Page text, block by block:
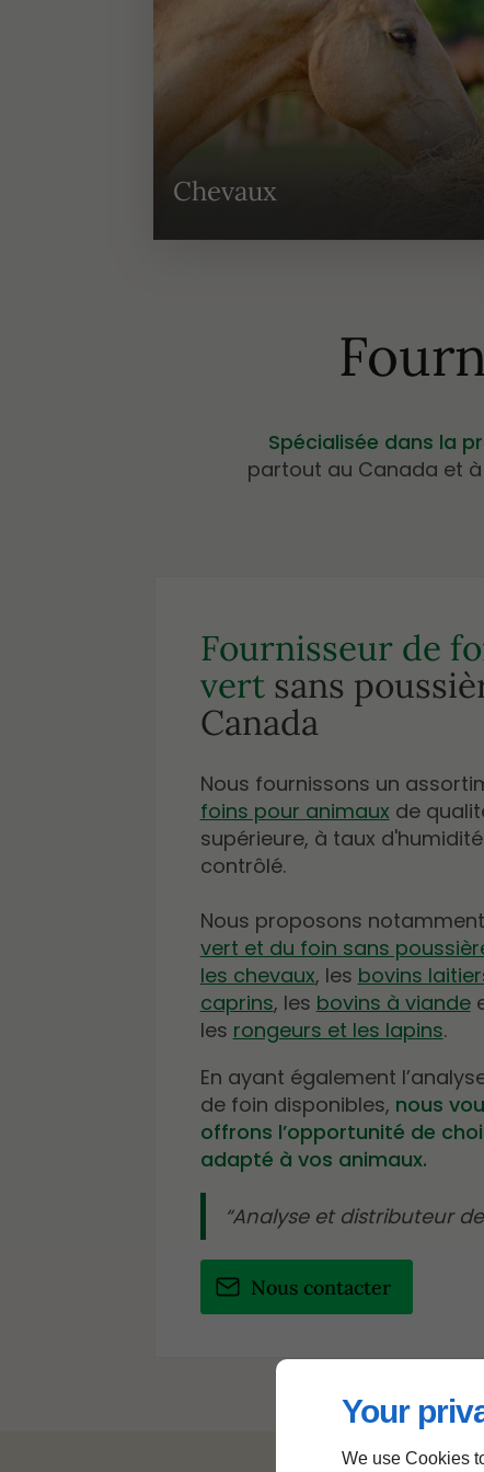
Your
We use Cookies
Chevaux
Spécialisée dans la
partout au Canada et
Fournisseur de
vertsans
Canada
Nous fournissons un
foins pour animaux de
supérieure, à taux d'humidité
contrôlé.
Nous proposons
vert et du foin sans
les chevaux, les bovins
caprins, les bovins à viande
les rongeurs et les lapins.
En ayant également
de foin disponibles, nous
offrons l’opportunité de
adapté à vos animaux.
Analyse et distributeur
Nous contacter